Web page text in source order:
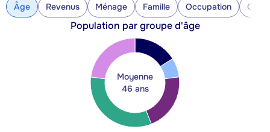
Âge Revenus Ménage Famille Occupation
Population par groupe d'âge
Moyenne
46 ans